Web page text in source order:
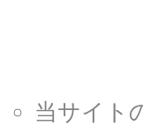
当サイト